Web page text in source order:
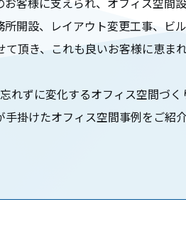
開設、レイアウト変更工事、ビ
頂き、これも良いお客様に恵ま
れずに変化するオフィス空間づく
手掛けたオフィス空間事例をご紹介